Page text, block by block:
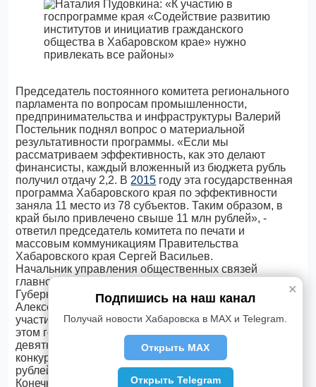
Председатель постоянного комитета регионального
парламента по вопросам промышленности,
предпринимательства и инфраструктуры Валерий
Постельник поднял вопрос о материальной
результативности программы. «Если мы
рассматриваем эффективность, как это делают
финансисты, каждый вложенный из бюджета рубль
получил отдачу 2,2. В 2015 году эта государственная
программа Хабаровского края по эффективности
заняла 11 место из 78 субъектов. Таким образом, в
край было привлечено свыше 11 млн рублей», -
ответил председатель комитета по печати и
массовым коммуникациям Правительства
Хабаровского края Сергей Васильев.
Начальник управления общественных связей
главного управления внутренней политики
Губернатора и Правительства края Анатолий
Алексеев также отнес к показателям эффективности
участие НКО в конкурсе «Президентские гранты». В
этом году таких участников от Хабаровского края
девятнадцать. В
году благодаря участию в
конкурсных процедурах было привлечено 37 млн
рублей.
Конечно же, главным результатом программы
✕
Подпишись на наш канал
Получай новости Хабаровска в MAX и Telegram.
Открыть MAX
Открыть Telegram